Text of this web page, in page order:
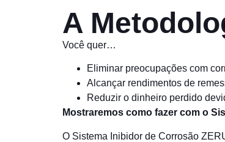
A
Você quer…
Eliminar preocupações com
Alcançar rendimentos de
Reduzir o dinheiro perdido
Mostraremos como fazer com o
O Sistema Inibidor de Corrosão